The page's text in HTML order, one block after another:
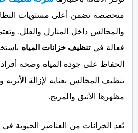
متخصصة تضمن أعلى مستويات
والمجالس داخل المنازل والفلل.
فعالة فيتنظيف خزانات المياه
الحفاظ على جودة المياه وصحة
تنظيف المجالس بعناية لإزالة
مظهرها الأنيق والمريح.
تُعد الخزانات من العناصر الحيوية